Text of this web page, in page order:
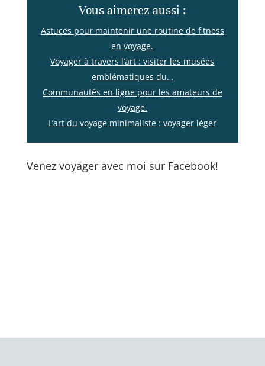
Vous aimerez aussi :
Astuces pour maintenir une routine de fitness
en voyage.
Voyager à travers l’art : visiter les musées
emblématiques du…
Communautés en ligne pour les amateurs de
voyage.
L’art du voyage minimaliste : voyager léger
Venez voyager avec moi sur Facebook!